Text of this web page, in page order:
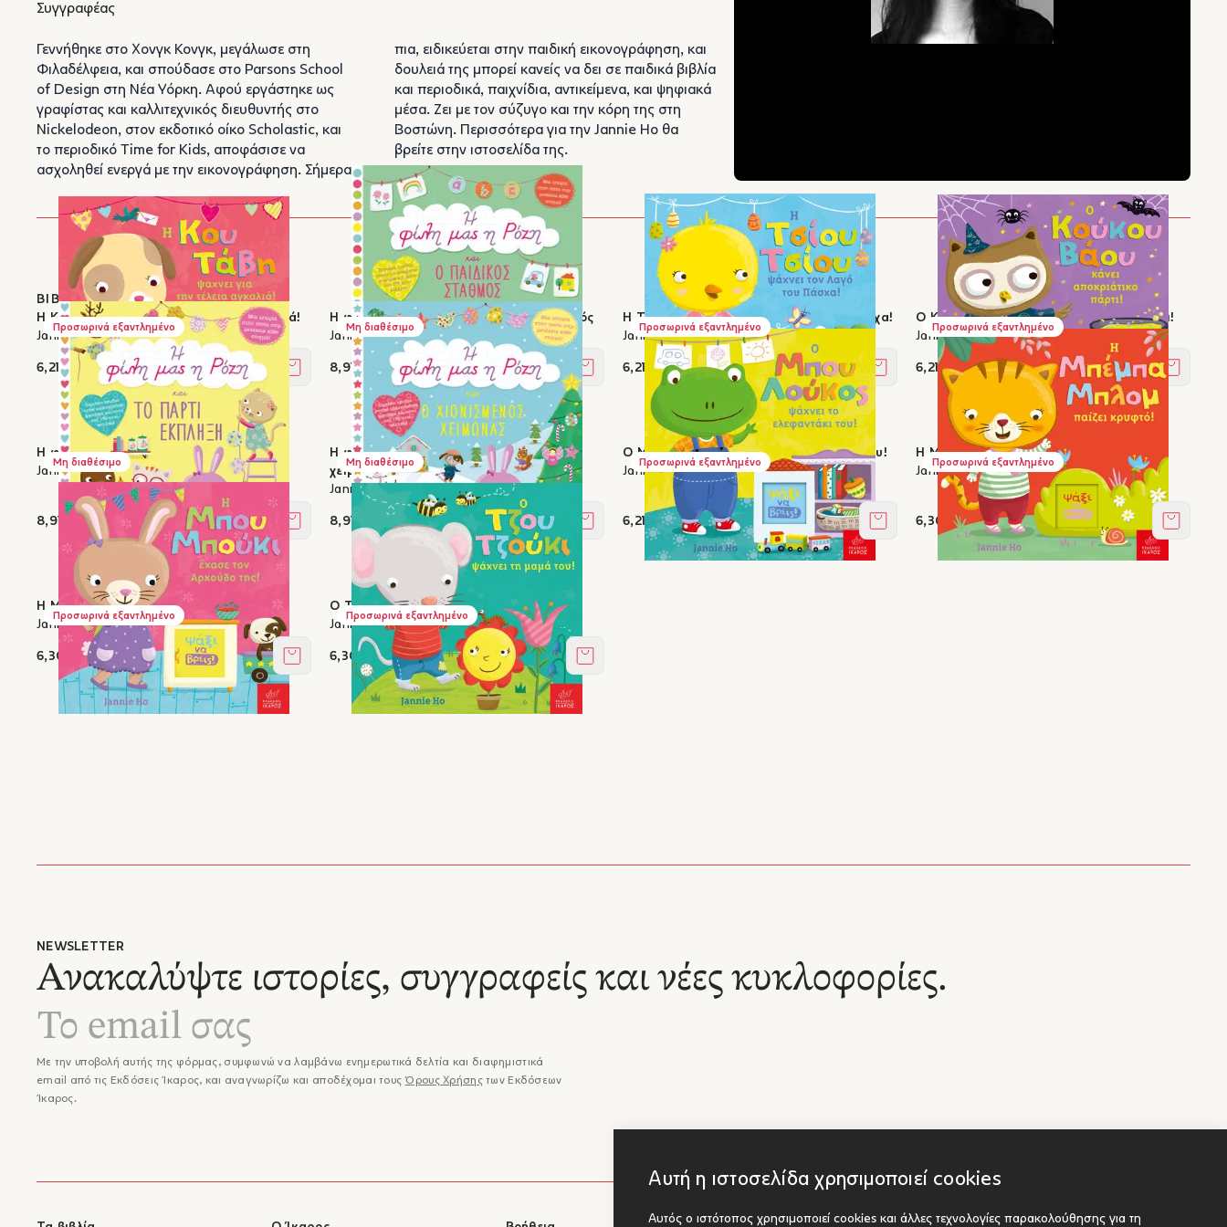
Αυτή η ιστοσελίδα χρησιμοποιεί cookies
Αυτός ο ιστότοπος χρησιμοποιεί cookies και άλλες τεχνολογίες παρακολούθησης για τη
Συγγραφέας
Γεννήθηκε στο Χονγκ Κονγκ, μεγάλωσε στη
Φιλαδέλφεια, και σπούδασε στο Parsons School
of Design στη Νέα Υόρκη. Αφού εργάστηκε ως
γραφίστας και καλλιτεχνικός διευθυντής στο
Nickelodeon, στον εκδοτικό οίκο Scholastic, και
το περιοδικό Time for Kids, αποφάσισε να
ασχοληθεί ενεργά με την εικονογράφηση. Σήμερα
πια, ειδικεύεται στην παιδική εικονογράφηση, και
δουλειά της μπορεί κανείς να δει σε παιδικά βιβλία
και περιοδικά, παιχνίδια, αντικείμενα, και ψηφιακά
μέσα. Ζει με τον σύζυγο και την κόρη της στη
Βοστώνη. Περισσότερα για την Jannie Ho θα
βρείτε στην ιστοσελίδα της.
ΒΙΒΛΙΑ ΣΤΟΝ ΙΚΑΡΟ
Προσωρινά εξαντλημένο
Η Κου Τάβη ψάχνει για την τέλεια αγκαλιά!
Jannie Ho
6,21 € Στο καλάθι
Μη διαθέσιμο
Η φίλη μας η Ρόζη και ο παιδικός σταθμός
Jannie Ho
8,91 € Στο καλάθι
Προσωρινά εξαντλημένο
Η Τσίου Τσίου ψάχνει τον Λαγό του Πάσχα!
Jannie Ho
6,21 € Στο καλάθι
Προσωρινά εξαντλημένο
Ο Κούκου Βάου κάνει αποκριάτικο πάρτι!
Jannie Ho
6,21 € Στο
Μη διαθέσιμο
Η φίλη μας η Ρόζη και το πάρτι έκπληξη
Jannie Ho
8,91 € Στο καλάθι
Μη διαθέσιμο
Η φίλη μας η Ρόζη και ο χιονισμένος
χειμώνας
Jannie Ho
8,91 € Στο καλάθι
Προσωρινά εξαντλημένο
Ο Μπου Λούκος ψάχνει το ελεφαντάκι του!
Jannie Ho
6,21 € Στο καλάθι
Προσωρινά εξαντλημένο
Η Μπέμπα Μπλομ παίζει κρυφτό!
Jannie Ho
6,30 € Στο
Προσωρινά εξαντλημένο
Η Μπου Μπούκι έχασε τον Αρκούδο της!
Jannie Ho
6,30 € Στο καλάθι
Προσωρινά εξαντλημένο
Ο Τζου Τζούκι ψάχνει τη μαμά του!
Jannie Ho
6,30 € Στο καλάθι
NEWSLETTER
Ανακαλύψτε ιστορίες, συγγραφείς και νέες κυκλοφορίες.
Με την υποβολή αυτής της φόρμας, συμφωνώ να λαμβάνω ενημερωτικά δελτία και διαφημιστικά
email από τις Εκδόσεις Ίκαρος, και αναγνωρίζω και αποδέχομαι τουςΌρους Χρήσηςτων Εκδόσεων
Ίκαρος.